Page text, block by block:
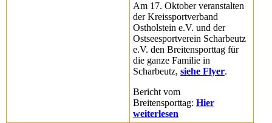
Am 17. Oktober veranstalten
der Kreissportverband
Ostholstein e.V. und der
Ostseesportverein Scharbeutz
e.V. den Breitensporttag für
die ganze Familie in
Scharbeutz, siehe Flyer.
Bericht vom
Breitensporttag: Hier
weiterlesen